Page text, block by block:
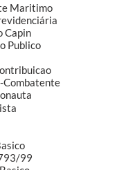
Maritimo
Capin
Publico
Combatente
99